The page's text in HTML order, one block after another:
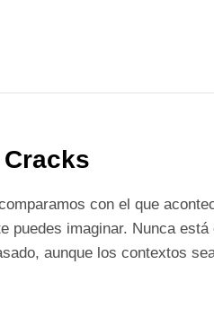
con el que
puedes imaginar. Nunca
aunque los contextos